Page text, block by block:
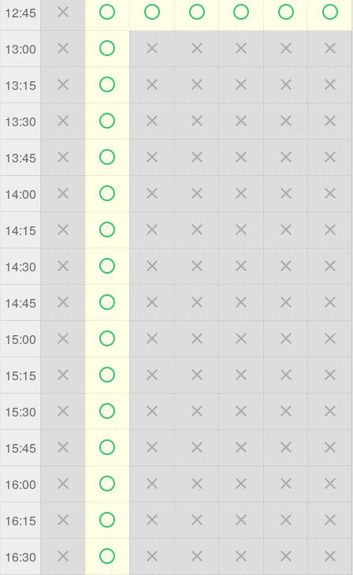
12:45       
13:00       
13:15       
13:30       
13:45       
14:00       
14:15       
14:30       
14:45       
15:00       
15:15       
15:30       
15:45       
16:00       
16:15       
16:30       